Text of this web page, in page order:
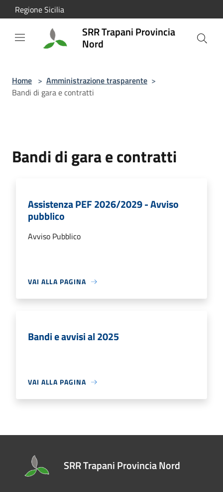
Salta al contenuto principale
Regione Sicilia
SRR Trapani Provincia
Nord
Home > Amministrazione trasparente >
Bandi di gara e contratti
Bandi di gara e contratti
Assistenza PEF 2026/2029 - Avviso
pubblico
Avviso Pubblico
VAI ALLA PAGINA
Bandi e avvisi al 2025
VAI ALLA PAGINA
SRR Trapani Provincia Nord